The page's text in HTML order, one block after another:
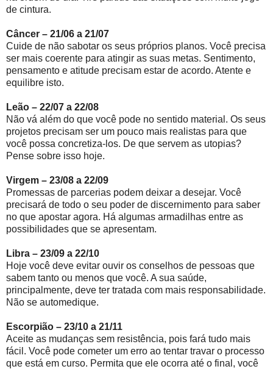
de cintura.
Câncer – 21/06 a 21/07
Cuide de não sabotar os seus próprios planos. Você precisa
ser mais coerente para atingir as suas metas. Sentimento,
pensamento e atitude precisam estar de acordo. Atente e
equilibre isto.
Leão – 22/07 a 22/08
Não vá além do que você pode no sentido material. Os seus
projetos precisam ser um pouco mais realistas para que
você possa concretiza-los. De que servem as utopias?
Pense sobre isso hoje.
Virgem – 23/08 a 22/09
Promessas de parcerias podem deixar a desejar. Você
precisará de todo o seu poder de discernimento para saber
no que apostar agora. Há algumas armadilhas entre as
possibilidades que se apresentam.
Libra – 23/09 a 22/10
Hoje você deve evitar ouvir os conselhos de pessoas que
sabem tanto ou menos que você. A sua saúde,
principalmente, deve ter tratada com mais responsabilidade.
Não se automedique.
Escorpião – 23/10 a 21/11
Aceite as mudanças sem resistência, pois fará tudo mais
fácil. Você pode cometer um erro ao tentar travar o processo
que está em curso. Permita que ele ocorra até o final, você